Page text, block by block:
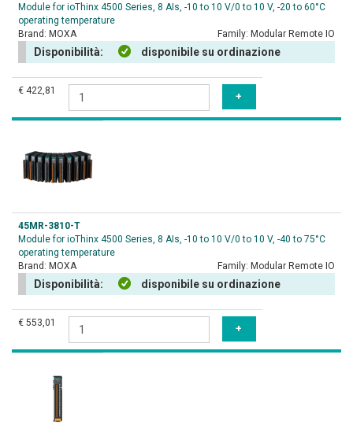
Module for ioThinx 4500 Series, 8 AIs, -10 to 10 V/0 to 10 V, -20 to 60°C
operating temperature
Brand: MOXA Family: Modular Remote IO
Disponibilità: disponibile su ordinazione
€ 422,81
45MR-3810-T
Module for ioThinx 4500 Series, 8 AIs, -10 to 10 V/0 to 10 V, -40 to 75°C
operating temperature
Brand: MOXA Family: Modular Remote IO
Disponibilità: disponibile su ordinazione
€ 553,01